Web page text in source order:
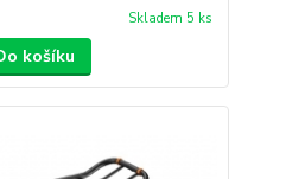
Skladem 5 ks
košíku